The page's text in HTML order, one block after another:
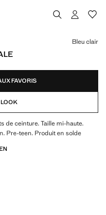
Bleu clair
FAVORIS
de ceinture. Taille mi-haute.
Pre-teen. Produit en solde